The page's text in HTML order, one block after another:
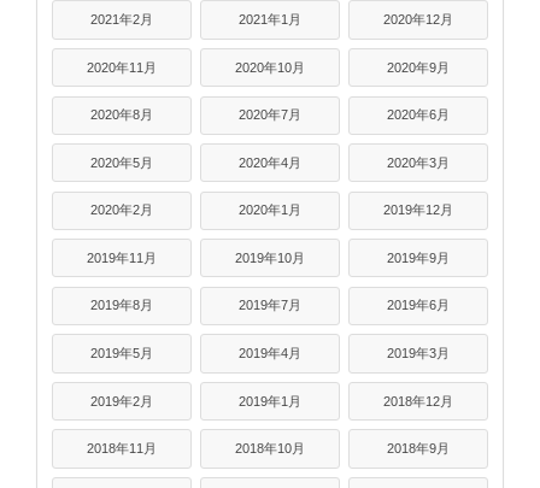
2021年2月 2021年1月 2020年12月
2020年11月 2020年10月 2020年9月
2020年8月 2020年7月 2020年6月
2020年5月 2020年4月 2020年3月
2020年2月 2020年1月 2019年12月
2019年11月 2019年10月 2019年9月
2019年8月 2019年7月 2019年6月
2019年5月 2019年4月 2019年3月
2019年2月 2019年1月 2018年12月
2018年11月 2018年10月 2018年9月